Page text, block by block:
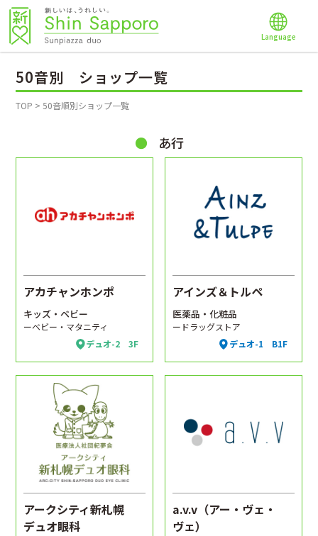
Language
50音別 ショップ一覧
TOP >50音順別ショップ一覧
あ行
アカチャンホンポ
キッズ・ベビー
ーベビー・マタニティ
デュオ-2 3F
アインズ＆トルペ
医薬品・化粧品
ードラッグストア
デュオ-1 B1F
アークシティ新札幌
デュオ眼科
a.v.v（アー・ヴェ・
ヴェ）